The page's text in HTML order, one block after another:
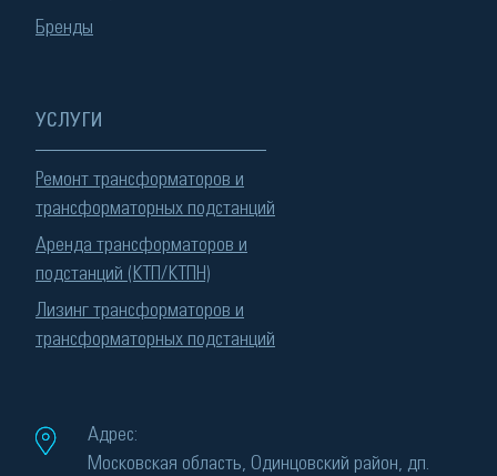
Бренды
УСЛУГИ
Ремонт трансформаторов и
трансформаторных подстанций
Аренда трансформаторов и
подстанций (КТП/КТПН)
Лизинг трансформаторов и
трансформаторных подстанций
Адрес:
Московская область, Одинцовский район, дп.